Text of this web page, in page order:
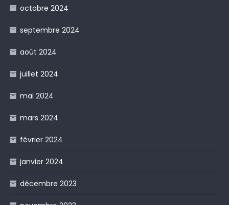
octobre 2024
septembre 2024
août 2024
juillet 2024
mai 2024
mars 2024
février 2024
janvier 2024
décembre 2023